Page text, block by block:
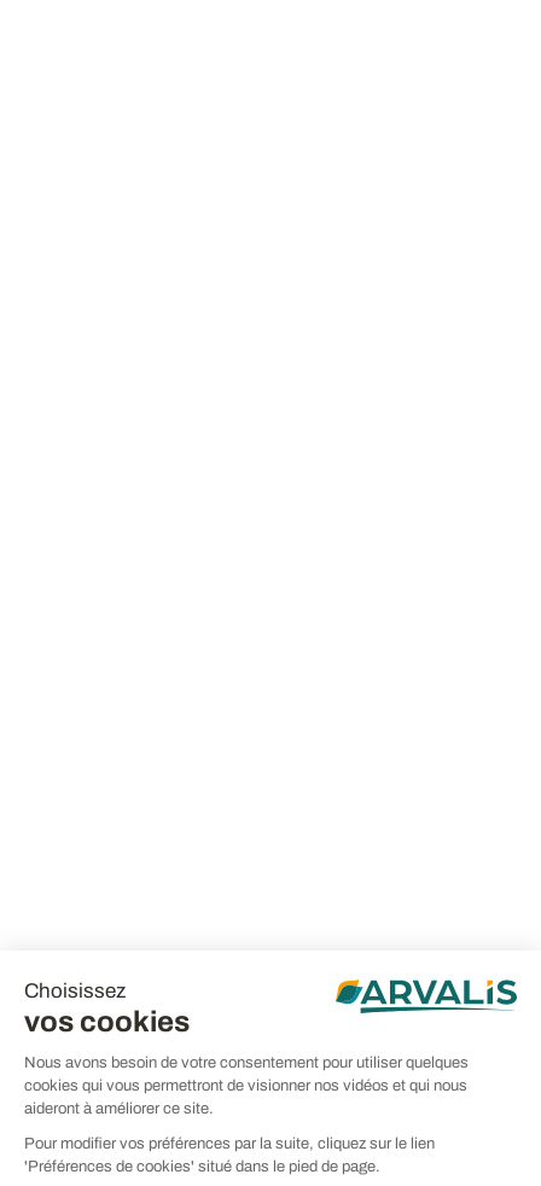
Choisissez
vos cookies
Nous avons besoin de votre consentement pour utiliser quelques
cookies qui vous permettront de visionner nos vidéos et qui nous
aideront à améliorer ce site.
Pour modifier vos préférences par la suite, cliquez sur le lien
'Préférences de cookies' situé dans le pied de page.